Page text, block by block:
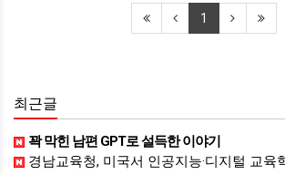
1
최근글
꽉 막힌 남편 GPT로 설득한 이야기
경남교육청, 미국서 인공지능·디지털 교육혁신 방안 모색 -